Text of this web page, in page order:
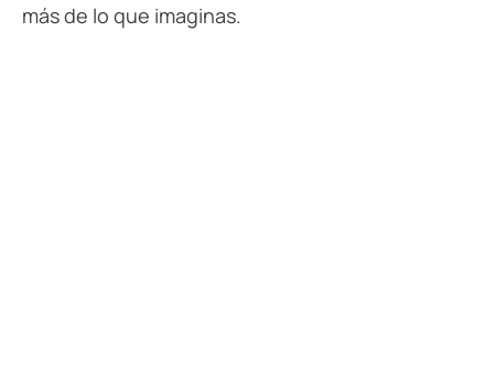
más de lo que imaginas.